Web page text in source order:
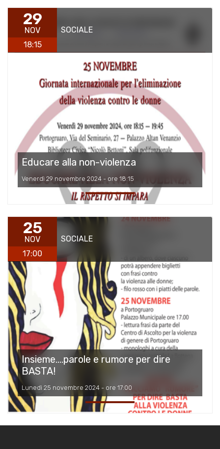
29
NOV
18:15
SOCIALE
Educare alla non-violenza
Venerdì 29 novembre 2024 - ore 18:15
25
NOV
17:00
SOCIALE
Insieme....parole e rumore per dire
BASTA!
Lunedì 25 novembre 2024 - ore 17:00